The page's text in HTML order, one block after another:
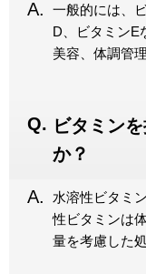
一般的には、
D、ビタミンE
美容、体調管
ビタミン
か？
水溶性ビタミ
性ビタミンは
量を考慮した